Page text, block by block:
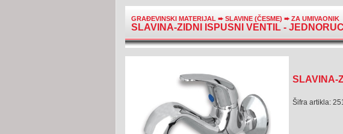
GRAĐEVINSKI MATERIJAL ➨SLAVINE (ČESME) ➨ZA UMIVAONIK
SLAVINA-ZIDNI ISPUSNI VENTIL -
SLAVINA-
Šifra artikla: